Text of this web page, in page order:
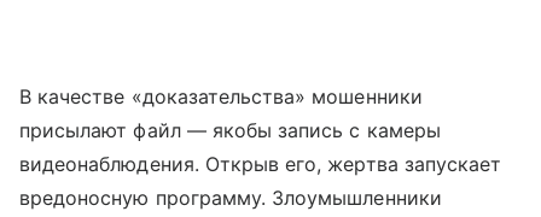
В качестве «доказательства» мошенники
присылают файл — якобы запись с камеры
видеонаблюдения. Открыв его, жертва запускает
вредоносную программу. Злоумышленники